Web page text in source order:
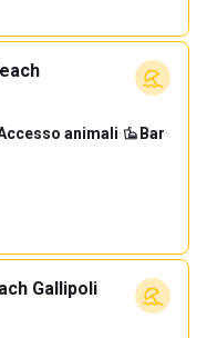
animali· Bar·
Gallipoli